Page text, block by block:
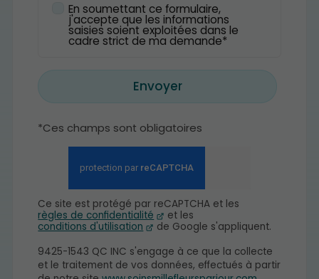
En soumettant ce formulaire,
j'accepte que les informations
saisies soient exploitées dans le
cadre strict de ma demande*
Envoyer
*Ces champs sont obligatoires
Ce site est protégé par reCAPTCHA et les
règles de confidentialité
et les
conditions d'utilisation
de Google s'appliquent.
9425-1543 QC INC s'engage à ce que la collecte
et le traitement de vos données, effectués à partir